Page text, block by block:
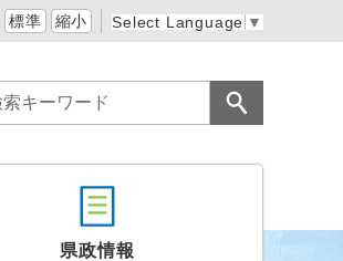
標準 縮小 Select Language ▼
県政情報